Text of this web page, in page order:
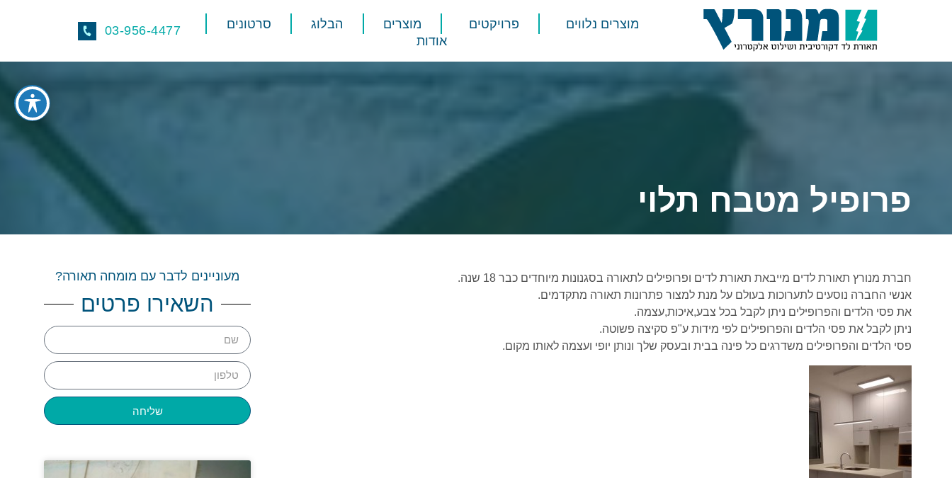
מוצרים נלווים פרויקטים מוצרים הבלוג
סרטונים
אודות
03-956-4477
פרופיל מטבח תלוי
חברת מנורץ תאורת לדים מייבאת תאורת לדים ופרופילים לתאורה בסגנונות מיוחדים כבר 18 שנה.
אנשי החברה נוסעים לתערוכות בעולם על מנת למצור פתרונות תאורה מתקדמים.
את פסי הלדים והפרופילים ניתן לקבל בכל צבע,איכות,עצמה.
ניתן לקבל את פסי הלדים והפרופילים לפי מידות ע"פ סקיצה פשוטה.
פסי הלדים והפרופילים משדרגים כל פינה בבית ובעסק שלך ונותן יופי ועצמה לאותו מקום.
מעוניינים לדבר עם מומחה תאורה?
השאירו פרטים
שליחה